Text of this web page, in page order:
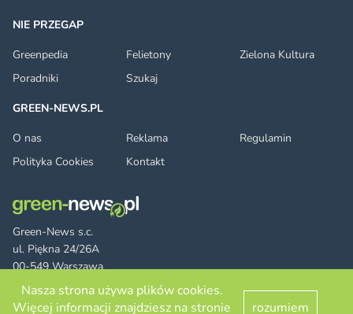
Green-News s.c.
ul. Piękna 24/26A
00-549 Warszawa
NIE PRZEGAP
Greenpedia
Felietony
Zielona Kultura
Poradniki
Szukaj
GREEN-NEWS.PL
O nas
Reklama
Regulamin
Polityka Cookies
Kontakt
Nasza strona używa plików cookies.
Więcej informacji znajdziesz na stronie
rozumiem